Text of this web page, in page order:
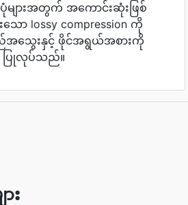
များအတွက် အကောင်းဆုံးဖြစ်
ော lossy compression ကို
အသွေးနှင့် ဖိုင်အရွယ်အစားကို
ပြုလုပ်သည်။
း